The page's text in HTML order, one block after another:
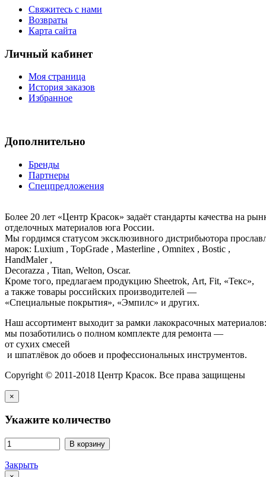
Свяжитесь с нами
Возвраты
Карта сайта
Личный кабинет
Моя страница
История заказов
Избранное
Дополнительно
Бренды
Партнеры
Спецпредложения
Более 20 лет «Центр Красок» задаёт стандарты качества на
отделочных материалов юга России.
Мы гордимся статусом эксклюзивного дистрибьютора
марок: Luxium , TopGrade , Masterline , Omnitex , Bostic ,
HandMaler ,
Decorazza , Titan, Welton, Oscar.
Кроме того, предлагаем продукцию Sheetrok, Art, Fit, «Текс»,
а также товары российских производителей —
«Специальные покрытия», «Эмпилс» и других.
Наш ассортимент выходит за рамки лакокрасочных
мы позаботились о полном комплекте для ремонта —
от сухих смесей
и шпатлёвок до обоев и профессиональных инструментов.
Copyright © 2011-2018 Центр Красок. Все права защищены
×
Укажите количество
В корзину
Закрыть